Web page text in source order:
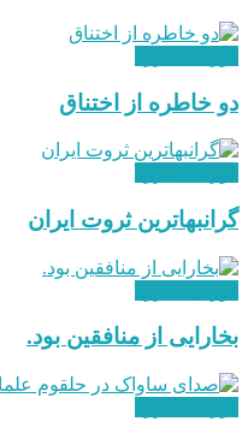
دو خاطره از اختناق
گرانبهاترین ثروت ایران
بخارایی از منافقین بود.